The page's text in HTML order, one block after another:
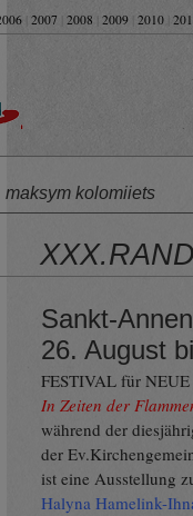
2007 2008 2009 2010
maksym kolomiiets
Sankt-
26. August
FESTIVAL für
In Zeiten der
während der
der
ist eine Ausstellung
Halyna Hamelink-